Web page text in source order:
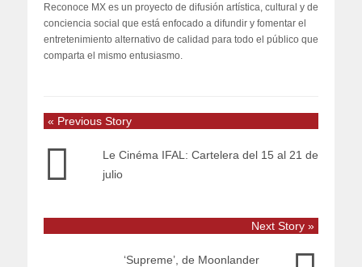
Reconoce MX es un proyecto de difusión artística, cultural y de
conciencia social que está enfocado a difundir y fomentar el
entretenimiento alternativo de calidad para todo el público que
comparta el mismo entusiasmo.
« Previous Story
Le Cinéma IFAL: Cartelera del 15 al 21 de
julio
Next Story »
‘Supreme’, de Moonlander